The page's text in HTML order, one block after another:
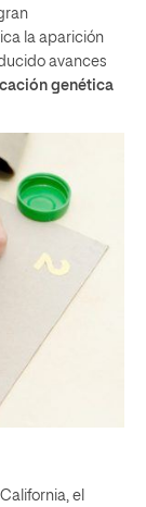
la aparición
avances
genética
el